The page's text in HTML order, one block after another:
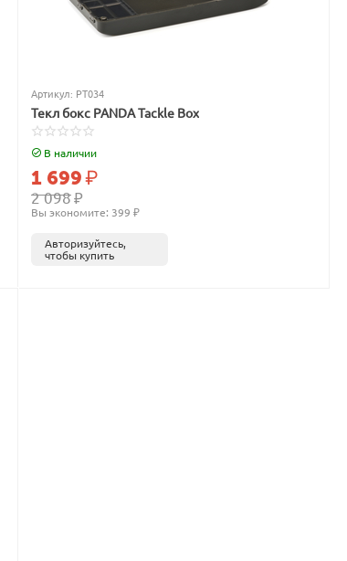
Артикул: PT034
Текл бокс PANDA Tackle Box
В наличии
2 098₽
1 699₽
Вы экономите: 399 ₽
Авторизуйтесь,
чтобы купить